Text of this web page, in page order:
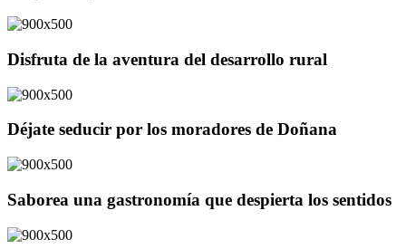
Disfruta de la aventura del desarrollo rural
Déjate seducir por los moradores de Doñana
Saborea una gastronomía que despierta los sentidos